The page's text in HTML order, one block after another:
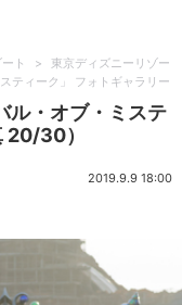
ト >
東京ディズニーリゾー
ティーク」 フォトギャラリー
ル・オブ・ミステ
20/30）
2019.9.9 18:00